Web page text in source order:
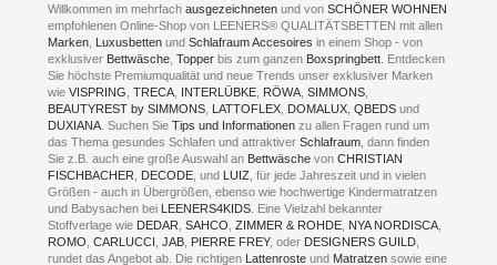
Kontakt
Kontakt via:WhatsApp
Kontakt via:eMail
mögliche Zeiten für eine Showroom Terminreservierung
MO und DI geschlossen
MI - FR 11 bis 17 Uhr
SA 11 bis 15 Uhr
ONLINEBERATUNG UND
TERMIN- RESERVIERUNG
Willkommen im mehrfachausgezeichnetenund vonSCHÖNER WOHNEN
empfohlenen Online-Shop von LEENERS® QUALITÄTSBETTEN mit allen
Marken Luxusbetten undSchlafraum Accesoires in einem Shop - von
exklusiver Bettwäsche ,Topper bis zum ganzen Boxspringbett . Entdecken
Sie höchste Premiumqualität und neue Trends unser exklusiver Marken
wieVISPRING ,TRECA INTERLÜBKE RÖWA ,SIMMONS
BEAUTYREST by SIMMONS LATTOFLEX DOMALUX ,QBEDS und
DUXIANA . Suchen SieTips und Informationen zu allen Fragen rund um
das Thema gesundes Schlafen und attraktiverSchlafraum , dann finden
Sie z.B. auch eine große Auswahl an Bettwäsche vonCHRISTIAN
FISCHBACHER
DECODE , und LUIZ , für jede Jahreszeit und in vielen
Größen - auch in Übergrößen, ebenso wie hochwertige Kindermatratzen
und Babysachen bei LEENERS4KIDS . Eine Vielzahl bekannter
Stoffverlage wie DEDAR ,SAHCO ,ZIMMER & ROHDE NYA NORDISCA
ROMO ,CARLUCCI ,JAB PIERRE FREY, oder DESIGNERS GUILD
rundet das Angebot ab. Die richtigen Lattenroste und Matratzen sowie eine